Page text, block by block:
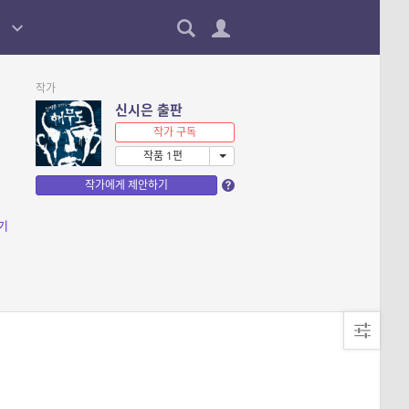
작가
신시은 출판
작가 구독
작품 1편
작가에게 제안하기